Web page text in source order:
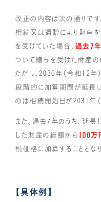
改正の内容は次の通りです
相続又は遺贈により財産
を受けていた場合、 過去7
ついて贈与を受けた財産の
ただし、2030年（令和12年
段階的に加算期間が延長
のは相続開始日が2031年（
また、過去7年のうち、延
した財産の総額から
100
税価格に加算することとなり
【具体例】